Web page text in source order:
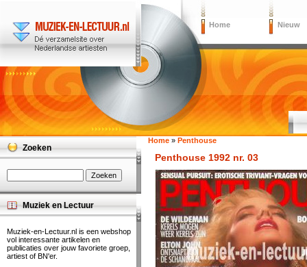
Home Nieuw
Home » Penthouse
Penthouse 1992 nr. 03
Zoeken
Muziek en Lectuur
Muziek-en-Lectuur.nl is een webshop
vol interessante artikelen en
publicaties over jouw favoriete groep,
artiest of BN'er.